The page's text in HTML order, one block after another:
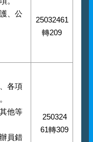
、公
25032461
轉209
各項
他等
員錯
250324
61轉309